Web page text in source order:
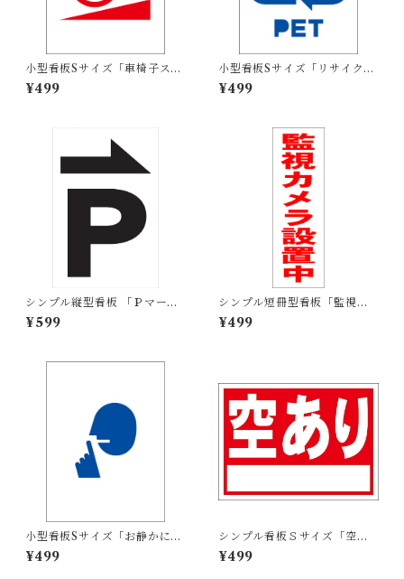
小型看板Sサイズ「車椅子スロ
ープマーク（赤）」 屋外可
【その他・マーク】
¥499
小型看板Sサイズ「リサイクル
PETボトル（青）」 屋外可
【その他・マーク】
¥499
シンプル縦型看板 「Ｐマーク
（黒）右矢印」【駐車場】 屋
外可
¥599
シンプル短冊型看板「監視カ
メラ設置中（赤）」【防犯・
防災】屋外可
¥499
小型看板Sサイズ「お静かにマ
ーク（青）」 屋外可【その
他・マーク】
¥499
シンプル看板Ｓサイズ「空あ
り（白窓付）」【不動産】屋
外可
¥499